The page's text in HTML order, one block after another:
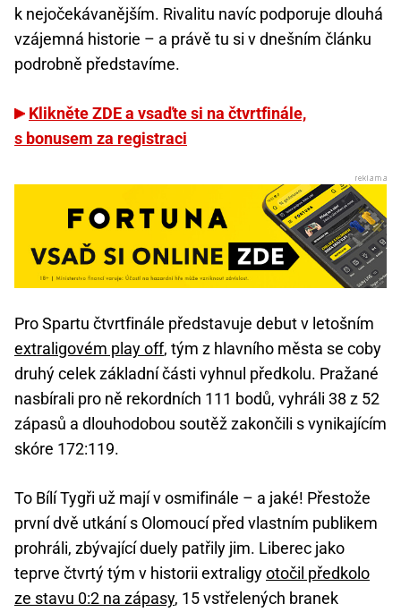
k nejočekávanějším. Rivalitu navíc podporuje dlouhá
vzájemná historie – a právě tu si v dnešním článku
podrobně představíme.
Klikněte ZDE a vsaďte si na čtvrtfinále,
s bonusem za registraci
Pro Spartu čtvrtfinále představuje debut v letošním
extraligovém play off, tým z hlavního města se coby
druhý celek základní části vyhnul předkolu. Pražané
nasbírali pro ně rekordních 111 bodů, vyhráli 38 z 52
zápasů a dlouhodobou soutěž zakončili s vynikajícím
skóre 172:119.
To Bílí Tygři už mají v osmifinále – a jaké! Přestože
první dvě utkání s Olomoucí před vlastním publikem
prohráli, zbývající duely patřily jim. Liberec jako
teprve čtvrtý tým v historii extraligyotočil předkolo
ze stavu 0:2 na zápasy, 15 vstřelených branek